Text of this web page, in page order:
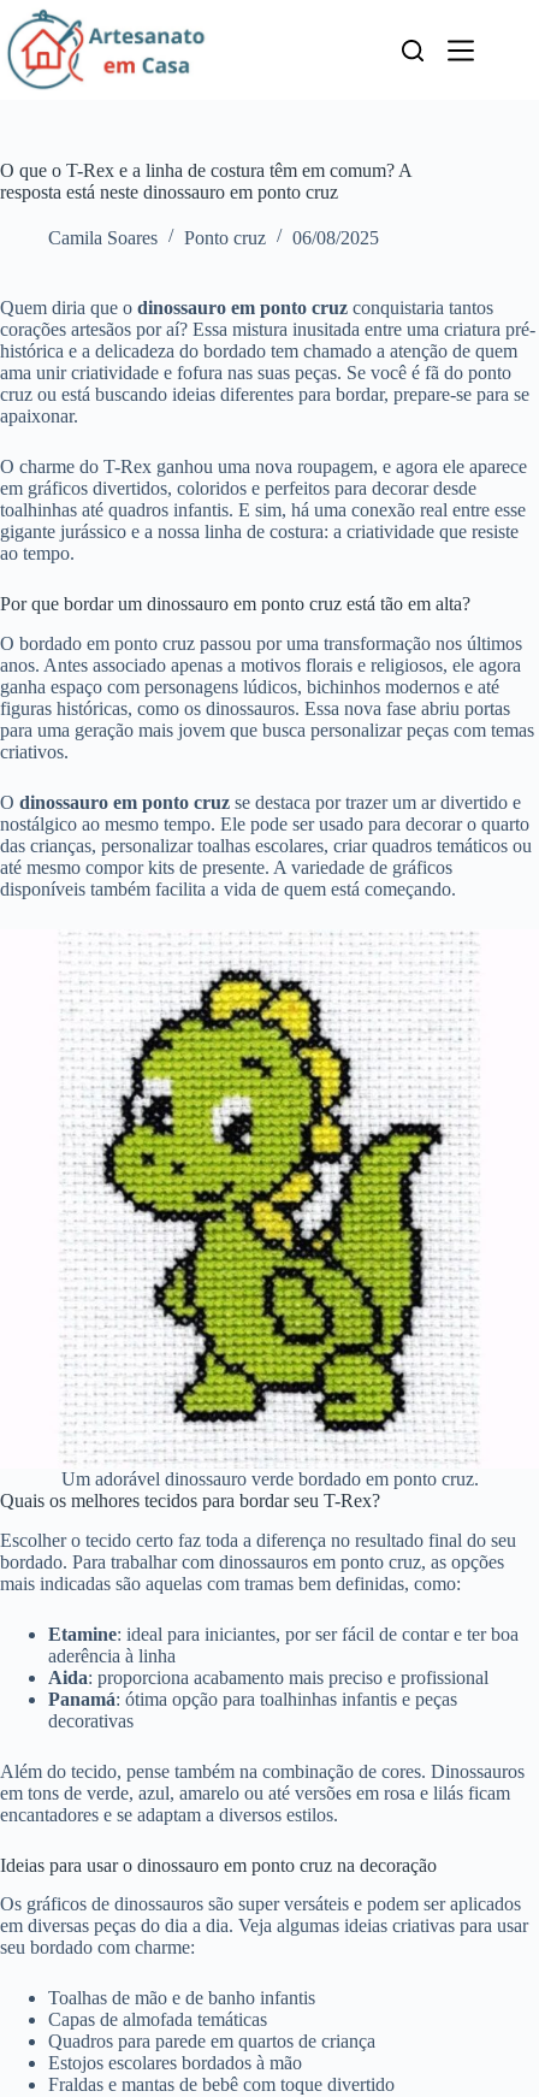
Pular
para
o
conteúdo
O que o T-Rex e a linha de costura têm em comum? A
resposta está neste dinossauro em ponto cruz
Camila Soares Ponto cruz 06/08/2025
Quem diria que o dinossauro em ponto cruz conquistaria tantos
corações artesãos por aí? Essa mistura inusitada entre uma criatura pré-
histórica e a delicadeza do bordado tem chamado a atenção de quem
ama unir criatividade e fofura nas suas peças. Se você é fã do ponto
cruz ou está buscando ideias diferentes para bordar, prepare-se para se
apaixonar.
O charme do T-Rex ganhou uma nova roupagem, e agora ele aparece
em gráficos divertidos, coloridos e perfeitos para decorar desde
toalhinhas até quadros infantis. E sim, há uma conexão real entre esse
gigante jurássico e a nossa linha de costura: a criatividade que resiste
ao tempo.
Por que bordar um dinossauro em ponto cruz está tão em alta?
O bordado em ponto cruz passou por uma transformação nos últimos
anos. Antes associado apenas a motivos florais e religiosos, ele agora
ganha espaço com personagens lúdicos, bichinhos modernos e até
figuras históricas, como os dinossauros. Essa nova fase abriu portas
para uma geração mais jovem que busca personalizar peças com temas
criativos.
O dinossauro em ponto cruz se destaca por trazer um ar divertido e
nostálgico ao mesmo tempo. Ele pode ser usado para decorar o quarto
das crianças, personalizar toalhas escolares, criar quadros temáticos ou
até mesmo compor kits de presente. A variedade de gráficos
disponíveis também facilita a vida de quem está começando.
Um adorável dinossauro verde bordado em ponto cruz.
Quais os melhores tecidos para bordar seu T-Rex?
Escolher o tecido certo faz toda a diferença no resultado final do seu
bordado. Para trabalhar com dinossauros em ponto cruz, as opções
mais indicadas são aquelas com tramas bem definidas, como:
Etamine: ideal para iniciantes, por ser fácil de contar e ter boa
aderência à linha
Aida: proporciona acabamento mais preciso e profissional
Panamá: ótima opção para toalhinhas infantis e peças
decorativas
Além do tecido, pense também na combinação de cores. Dinossauros
em tons de verde, azul, amarelo ou até versões em rosa e lilás ficam
encantadores e se adaptam a diversos estilos.
Ideias para usar o dinossauro em ponto cruz na decoração
Os gráficos de dinossauros são super versáteis e podem ser aplicados
em diversas peças do dia a dia. Veja algumas ideias criativas para usar
seu bordado com charme:
Toalhas de mão e de banho infantis
Capas de almofada temáticas
Quadros para parede em quartos de criança
Estojos escolares bordados à mão
Fraldas e mantas de bebê com toque divertido